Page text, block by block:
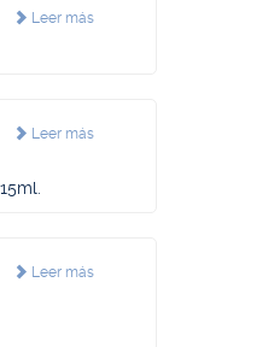
Leer más
Leer más
Leer más